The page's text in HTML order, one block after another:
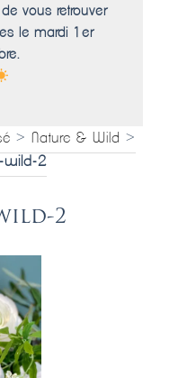
vous retrouver
le mardi 1er
> Nature & Wild >
wild-2
2